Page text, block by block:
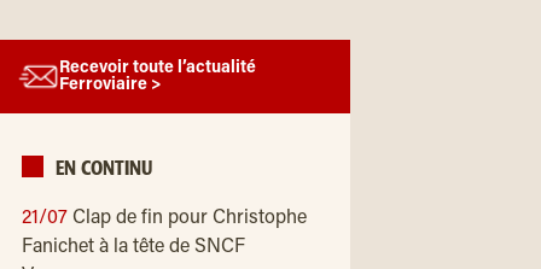
Recevoir toute l’actualité
Ferroviaire >
EN CONTINU
21/07 Clap de fin pour Christophe
Fanichet à la tête de SNCF